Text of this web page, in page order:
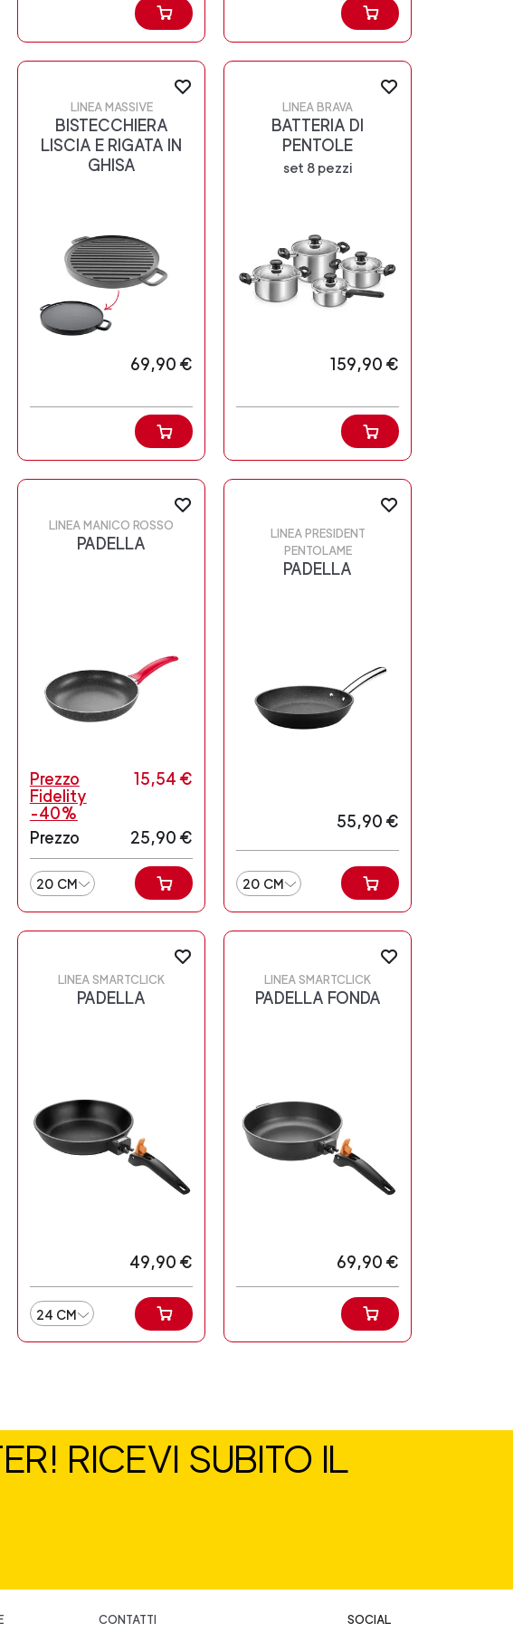
LINEA MASSIVE
BISTECCHIERA
LISCIA E RIGATA IN
GHISA
69,90 €
LINEA BRAVA
BATTERIA DI
PENTOLE
set 8 pezzi
159,90 €
LINEA MANICO ROSSO
PADELLA
Prezzo
Fidelity
-40%
15,54 €
Prezzo 25,90 €
20 CM
LINEA PRESIDENT
PENTOLAME
PADELLA
55,90 €
20 CM
LINEA SMARTCLICK
PADELLA
49,90 €
24 CM
LINEA SMARTCLICK
PADELLA FONDA
69,90 €
RICEVI SUBITO IL
CONTATTI SOCIAL